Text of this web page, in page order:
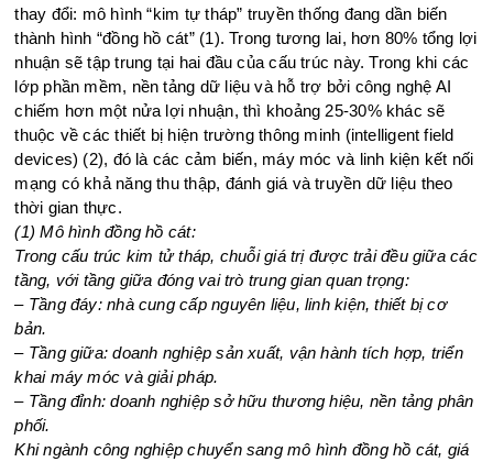
thay đổi: mô hình “kim tự tháp” truyền thống đang dần biến
thành hình “đồng hồ cát” (1). Trong tương lai, hơn 80% tổng lợi
nhuận sẽ tập trung tại hai đầu của cấu trúc này. Trong khi các
lớp phần mềm, nền tảng dữ liệu và hỗ trợ bởi công nghệ AI
chiếm hơn một nửa lợi nhuận, thì khoảng 25-30% khác sẽ
thuộc về các thiết bị hiện trường thông minh (intelligent field
devices) (2), đó là các cảm biến, máy móc và linh kiện kết nối
mạng có khả năng thu thập, đánh giá và truyền dữ liệu theo
thời gian thực.
(1) Mô hình đồng hồ cát:
Trong cấu trúc kim tử tháp, chuỗi giá trị được trải đều giữa các
tầng, với tầng giữa đóng vai trò trung gian quan trọng:
– Tầng đáy: nhà cung cấp nguyên liệu, linh kiện, thiết bị cơ
bản.
– Tầng giữa: doanh nghiệp sản xuất, vận hành tích hợp, triển
khai máy móc và giải pháp.
– Tầng đỉnh: doanh nghiệp sở hữu thương hiệu, nền tảng phân
phối.
Khi ngành công nghiệp chuyển sang mô hình đồng hồ cát, giá